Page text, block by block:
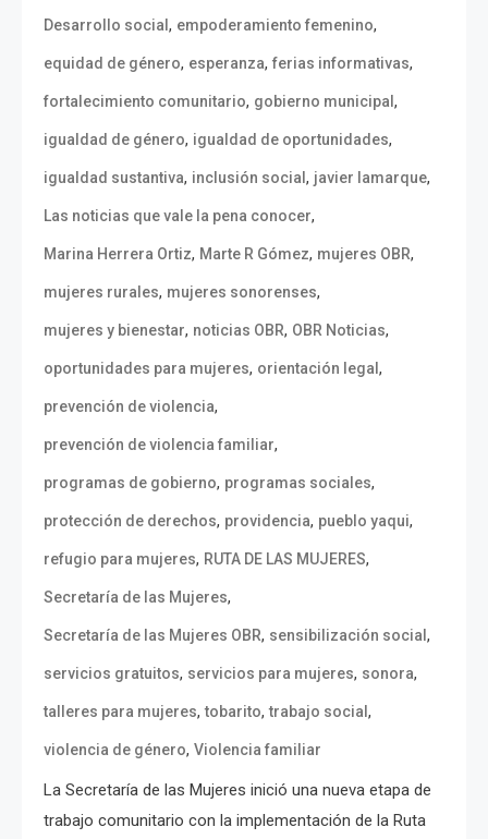
Desarrollo social , empoderamiento femenino,
equidad de género, esperanza, ferias informativas,
fortalecimiento comunitario, gobierno municipal ,
igualdad de género, igualdad de oportunidades,
igualdad sustantiva, inclusión social , javier lamarque,
Las noticias que vale la pena conocer,
Marina Herrera Ortiz, Marte R Gómez, mujeres OBR,
mujeres rurales, mujeres sonorenses,
mujeres y bienestar, noticias OBR, OBR Noticias,
oportunidades para mujeres, orientación legal ,
prevención de violencia,
prevención de violencia familiar,
programas de gobierno, programas sociales,
protección de derechos, providencia, pueblo yaqui,
refugio para mujeres, RUTA DE LAS MUJERES,
Secretaría de las Mujeres,
Secretaría de las Mujeres OBR, sensibilización social ,
servicios gratuitos, servicios para mujeres, sonora,
talleres para mujeres,tobarito,trabajo social ,
violencia de género, Violencia familiar
La Secretaría de las Mujeres inició una nueva etapa de
trabajo comunitario con la implementación de la Ruta